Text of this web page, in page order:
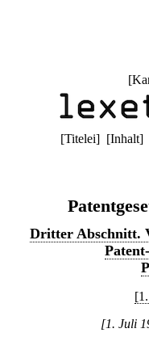
[
[Titelei] [Inhalt]
Dritter Abschnitt.
[1. Juli